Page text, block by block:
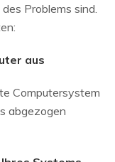
Problems sind.
aus
Computersystem
abgezogen